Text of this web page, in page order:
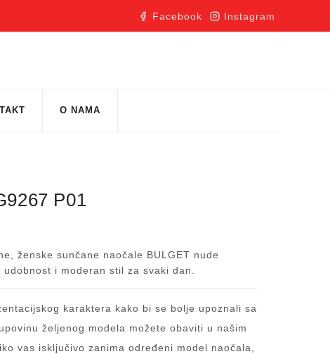
Facebook Instagram
O NAMA
P01
ženske sunčane naočale BULGET nude
i moderan stil za svaki dan.
karaktera kako bi se bolje upoznali sa
željenog modela možete obaviti u našim
vas isključivo zanima određeni model naočala,